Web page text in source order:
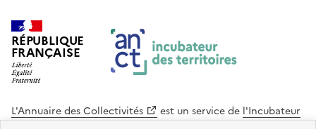
RÉPUBLIQUE
FRANÇAISE
L'Annuaire des Collectivités est un service de l'Incubateur